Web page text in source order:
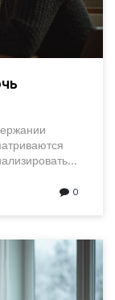
о
признаки
важности
и
0